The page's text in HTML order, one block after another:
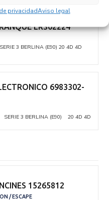
privacidadAviso legal
LRS02224
SERIE 3 BERLINA (E90) 20 4D 4D
6983302-
SERIE 3 BERLINA (E90) 20 4D 4D
15265812
/ ESCAPE